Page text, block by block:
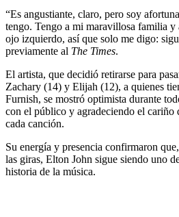
“Es angustiante, claro, pero soy
tengo. Tengo a mi maravillosa familia
ojo izquierdo, así que solo me digo:
previamente al The Times.
El artista, que decidió retirarse para
Zachary (14) y Elijah (12), a quienes
Furnish, se mostró optimista durante
con el público y agradeciendo el cariño
cada canción.
Su energía y presencia confirmaron
las giras, Elton John sigue siendo uno
historia de la música.